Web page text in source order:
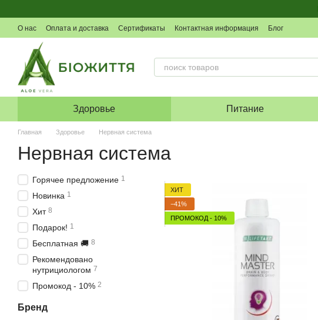
О нас Оплата и доставка Сертификаты Контактная информация Блог
Здоровье Питание
Главная Здоровье Нервная система
Нервная система
ХИТ
−41%
ПРОМОКОД - 10%
Горячее предложение 1
Новинка 1
Хит 8
Подарок! 1
Бесплатная 🚚 8
Рекомендовано
нутрициологом 7
Промокод - 10% 2
Бренд